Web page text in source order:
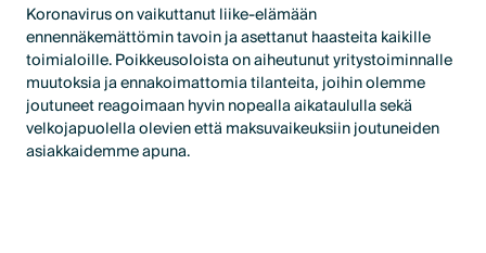
Koronavirus on vaikuttanut liike-elämään
ennennäkemättömin tavoin ja asettanut haasteita kaikille
toimialoille. Poikkeusoloista on aiheutunut yritystoiminnalle
muutoksia ja ennakoimattomia tilanteita, joihin olemme
joutuneet reagoimaan hyvin nopealla aikataululla sekä
velkojapuolella olevien että maksuvaikeuksiin joutuneiden
asiakkaidemme apuna.